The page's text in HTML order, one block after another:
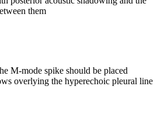
them
M-mode spike should be placed
overlying the hyperechoic pleural line